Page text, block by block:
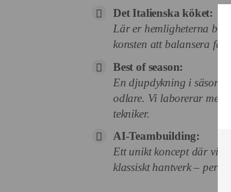
Det Italienska köket:
Lär er hemligheterna
konsten att balansera få
Best of season:
En djupdykning i
odlare. Vi laborerar med
tekniker.
AI-Teambuilding:
Ett unikt koncept där vi
klassiskt hantverk –